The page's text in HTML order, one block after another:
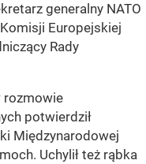
generalny NATO
Europejskiej
Rady
rozmowie
potwierdził
Międzynarodowej
Uchylił też rąbka